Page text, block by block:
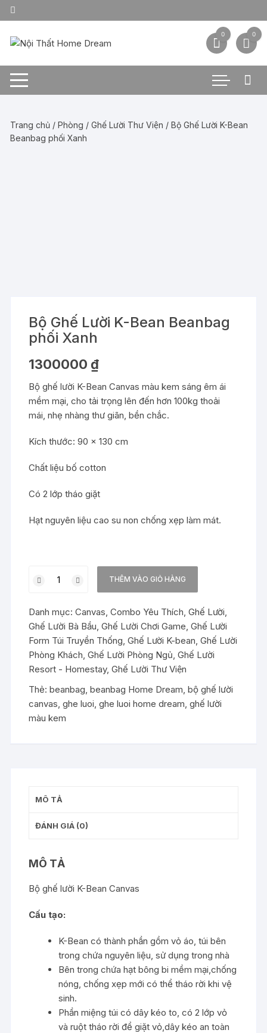
Chuyển
tới
nội
dung
0 0
Trang chủ /Phòng /Ghế Lười Thư Viện / Bộ Ghế Lười K-Bean
Beanbag phối Xanh
Bộ Ghế Lười K-Bean Beanbag
phối Xanh
1300000 ₫
Bộ ghế lười K-Bean Canvas màu kem sáng êm ái
mềm mại, cho tải trọng lên đến hơn 100kg thoải
mái, nhẹ nhàng thư giãn, bền chắc.
Kích thước: 90 x 130 cm
Chất liệu bố cotton
Có 2 lớp tháo giặt
Hạt nguyên liệu cao su non chống xẹp làm mát.
Ghế
K-
Bean
Beanbag
phối
Xanh
số
lượng
THÊM VÀO GIỎ HÀNG
Danh mục:Canvas,Combo Yêu Thích,Ghế Lười,
Ghế Lười Bà Bầu,Ghế Lười Chơi Game,Ghế Lười
Form Túi Truyền Thống,Ghế Lười K-bean,Ghế Lười
Phòng Khách,Ghế Lười Phòng Ngủ,Ghế Lười
Resort - Homestay,Ghế Lười Thư Viện
Thẻ:beanbag,beanbag Home Dream,bộ ghế lười
canvas,ghe luoi,ghe luoi home dream,ghế lười
màu kem
MÔ TẢ
ĐÁNH GIÁ (0)
MÔ TẢ
Bộ ghế lười K-Bean Canvas
Cấu tạo:
K-Bean có thành phần gồm vỏ áo, túi bên
trong chứa nguyên liệu, sử dụng trong nhà
Bên trong chứa hạt bông bi mềm mại,chống
nóng, chống xẹp mới có thể tháo rời khi vệ
sinh.
Phần miệng túi có dây kéo to, có 2 lớp vỏ
và ruột tháo rời để giặt vỏ,dây kéo an toàn